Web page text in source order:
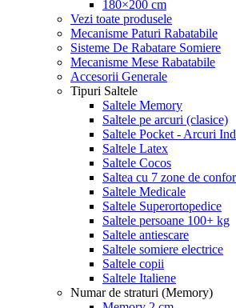
180×200 cm
Vezi toate produsele
Mecanisme Paturi Rabatabile
Sisteme De Rabatare Somiere
Mecanisme Mese Rabatabile
Accesorii Generale
Tipuri Saltele
Saltele Memory
Saltele pe arcuri (clasice)
Saltele Pocket - Arcuri
Saltele Latex
Saltele Cocos
Saltea cu 7 zone de
Saltele Medicale
Saltele Superortopedice
Saltele persoane 100+ kg
Saltele antiescare
Saltele somiere electrice
Saltele copii
Saltele Italiene
Numar de straturi (Memory)